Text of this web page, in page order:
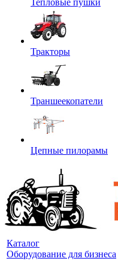
Тепловые пушки
Тракторы
Траншеекопатели
Цепные пилорамы
Каталог
Оборудование для бизнеса